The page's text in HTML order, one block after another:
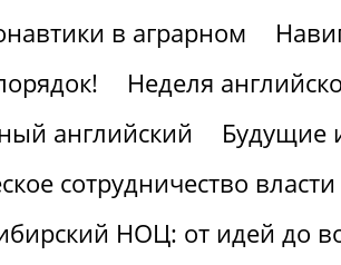
в аграрном
Неделя
английский
Будущие
сотрудничество
НОЦ: от идей до